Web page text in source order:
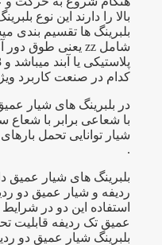
بالا را دارند این نوع
بلبرینگ ها تقسیم بندی
کدام در صنعت کاربرد
در بلبرینگ های شیار
با شعاعی برابر با شعاع
شیار توانایی تحمل
.
بلبرینگ های شیار عمیق
ردیفه و شیار عمیق دو
استفاده این دو در
عمیق تک ردیفه قابلیت
بلبرینگ شیار عمیق دو